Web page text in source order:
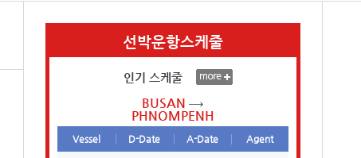
선박운항스케줄
인기 스케줄
BUSAN
PHNOMPENH
Vessel D-Date A-Date Agent